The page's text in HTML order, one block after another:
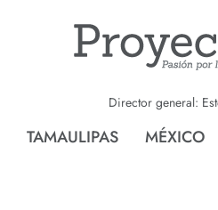
Director general:
TAMAULIPAS MÉXICO